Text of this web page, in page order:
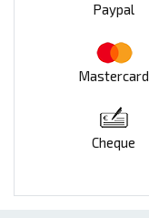
Paypal
Mastercard
Cheque